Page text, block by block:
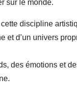
sur le monde.
discipline
et d’un univers
des émotions et